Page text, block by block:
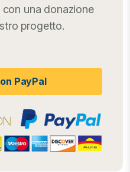
una donazione
progetto.
PayPal